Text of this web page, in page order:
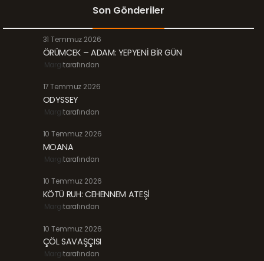
Son Gönderiler
31 Temmuz 2026
ÖRÜMCEK – ADAM: YEPYENİ BİR GÜN
Margitarafından
17 Temmuz 2026
ODYSSEY
Margitarafından
10 Temmuz 2026
MOANA
Margitarafından
10 Temmuz 2026
KÖTÜ RUH: CEHENNEM ATEŞİ
Margitarafından
10 Temmuz 2026
ÇÖL SAVAŞÇISI
Margitarafından